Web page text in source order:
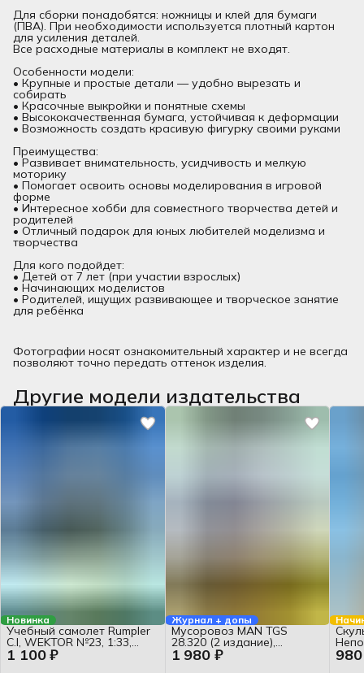
Для сборки понадобятся: ножницы и клей для бумаги
(ПВА). При необходимости используется плотный картон
для усиления деталей.
Все расходные материалы в комплект не входят.
Особенности модели:
• Крупные и простые детали — удобно вырезать и
собирать
• Красочные выкройки и понятные схемы
• Высококачественная бумага, устойчивая к деформации
• Возможность создать красивую фигурку своими руками
Преимущества:
• Развивает внимательность, усидчивость и мелкую
моторику
• Помогает освоить основы моделирования в игровой
форме
• Интересное хобби для совместного творчества детей и
родителей
• Отличный подарок для юных любителей моделизма и
творчества
Для кого подойдет:
• Детей от 7 лет (при участии взрослых)
• Начинающих моделистов
• Родителей, ищущих развивающее и творческое занятие
для ребёнка
Фотографии носят ознакомительный характер и не всегда
позволяют точно передать оттенок изделия.
Другие модели издательства
Новинка
1 100 ₽
Учебный самолет Rumpler
C.I, WEKTOR №23, 1:33,
журнал
Журнал + допы
1 980 ₽
Мусоровоз MAN TGS
28.320 (2 издание),
WEKTOR №46, 1:32, набор